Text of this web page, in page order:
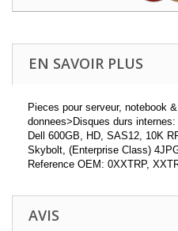
EN SAVOIR PLUS
Pieces pour serveur, notebook
donnees>Disques durs internes:
Dell 600GB, HD, SAS12, 10K
Skybolt, (Enterprise Class)
Reference OEM: 0XXTRP,
AVIS